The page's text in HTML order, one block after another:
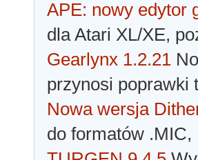
APE: nowy edytor
dla Atari XL/XE,
Gearlynx 1.2.21
przynosi poprawki
Nowa wersja
do formatów